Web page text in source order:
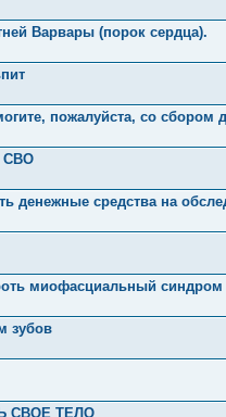
Варвары (порок сердца).
пожалуйста, со сбором
СВО
денежные средства на
миофасциальный
зубов
СВОЕ ТЕЛО